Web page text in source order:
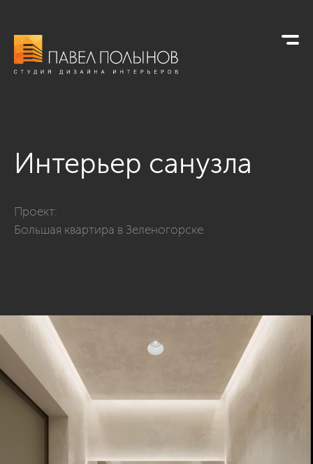
Интерьер санузла
Проект:
Большая квартира в Зеленогорске